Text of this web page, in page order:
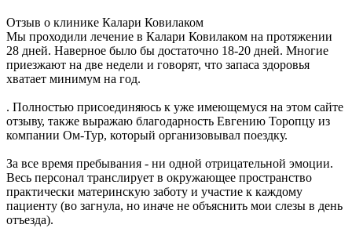
Отзыв о клинике Калари Ковилаком
Мы проходили лечение в Калари Ковилаком на протяжении
28 дней. Наверное было бы достаточно 18-20 дней. Многие
приезжают на две недели и говорят, что запаса здоровья
хватает минимум на год.
. Полностью присоединяюсь к уже имеющемуся на этом сайте
отзыву, также выражаю благодарность Евгению Торопцу из
компании Ом-Тур, который организовывал поездку.
За все время пребывания - ни одной отрицательной эмоции.
Весь персонал транслирует в окружающее пространство
практически материнскую заботу и участие к каждому
пациенту (во загнула, но иначе не объяснить мои слезы в день
отъезда).